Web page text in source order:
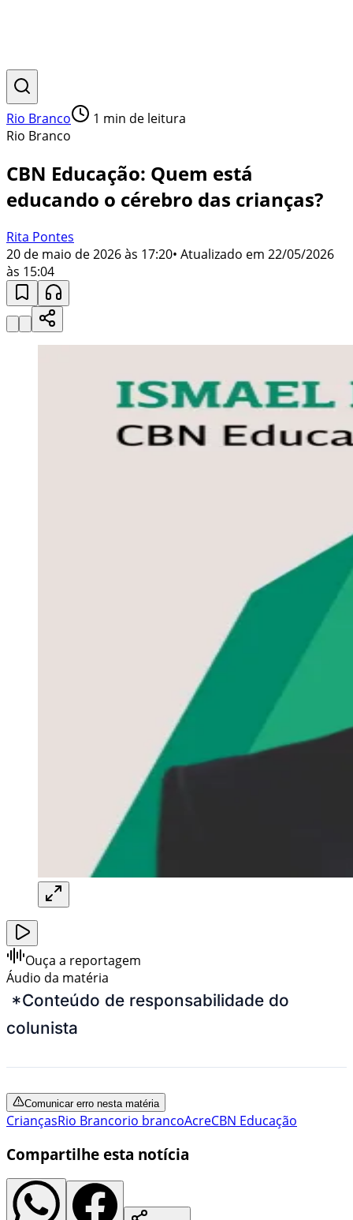
Rio Branco 1 min de leitura
Rio Branco
CBN Educação: Quem está
educando o cérebro das crianças?
Rita Pontes
20 de maio de 2026 às 17:20• Atualizado em 22/05/2026
às 15:04
Ouça a reportagem
Áudio da matéria
*Conteúdo de responsabilidade do
colunista
Comunicar erro nesta matéria
CriançasRio Brancorio brancoAcreCBN Educação
Compartilhe esta notícia